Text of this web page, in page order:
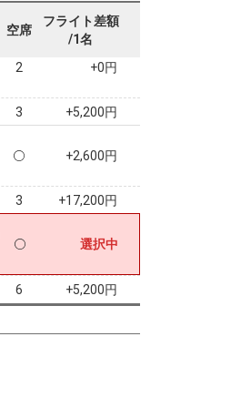
空席
フライト差額
/1名
4 +4,000円
2 +0円
3 +5,200円
+2,600円
3 +17,200円
選択中
6 +5,200円